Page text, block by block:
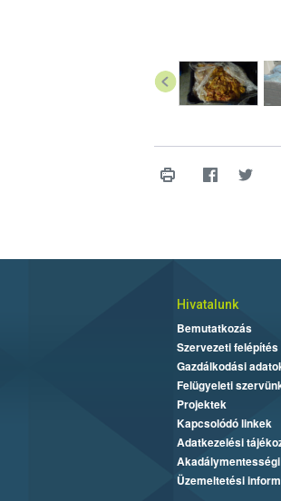
Hivatalunk
Bemutatkozás
Szervezeti felépítés
Gazdálkodási
Felügyeleti
Projektek
Kapcsolódó linkek
Adatkezelési
Üzemeltetési